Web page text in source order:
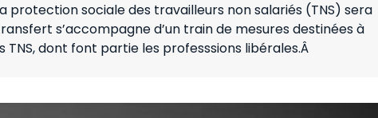
protection sociale des travailleurs non salariés (TNS) sera
s’accompagne d’un train de mesures destinées à
dont font partie les professsions libérales.Â